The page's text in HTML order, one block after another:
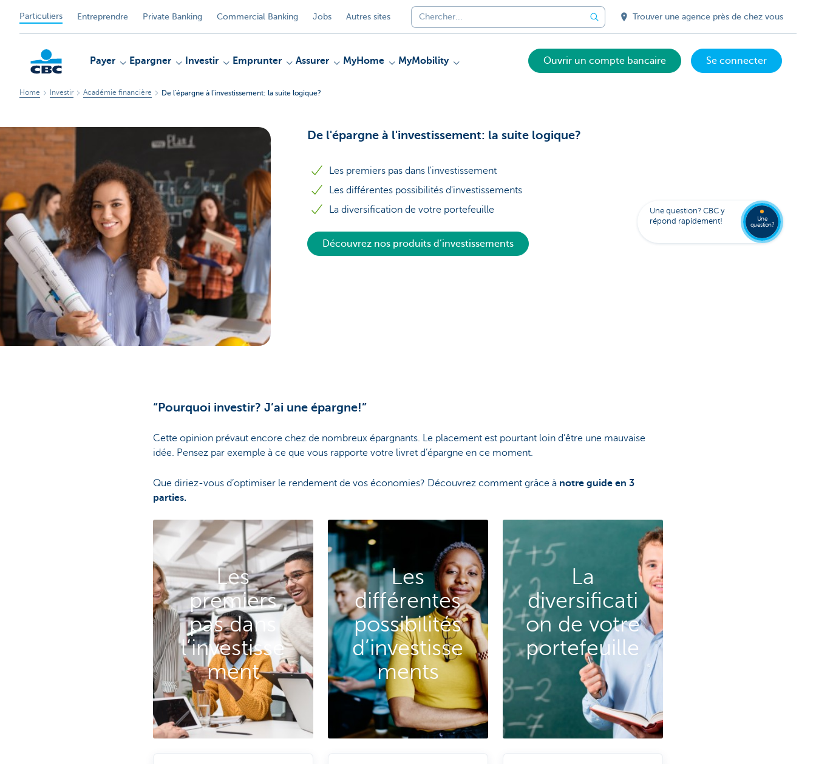
Particuliers Entreprendre Private Banking Commercial Banking Jobs Autres sites Trouver une agence près de chez vous
Particulieren
Payer Epargner Investir Emprunter Assurer MyHome MyMobility Ouvrir un compte bancaire Se connecter
Home Investir Académie financière De l'épargne à l'investissement: la suite logique?
De l'épargne à l'investissement: la suite logique?
Les premiers pas dans l'investissement
Les différentes possibilités d'investissements
La diversification de votre portefeuille
Découvrez nos produits d’investissements
“Pourquoi investir? J’ai une épargne!”
Cette opinion prévaut encore chez de nombreux épargnants. Le placement est pourtant loin d’être une mauvaise
idée. Pensez par exemple à ce que vous rapporte votre livret d’épargne en ce moment.
Que diriez-vous d’optimiser le rendement de vos économies? Découvrez comment grâce à notre guide en 3
parties.
Les
premiers
pas dans
l’investisse
ment
Les
différentes
possibilités
d’investisse
ments
La
diversificati
on de votre
portefeuille
Une question? CBC y
répond rapidement!
Une
question?